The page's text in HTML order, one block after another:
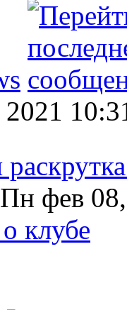
фев
клубе